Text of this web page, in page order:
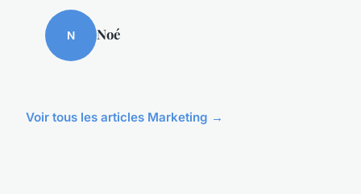
N Noé
Voir tous les articles Marketing →